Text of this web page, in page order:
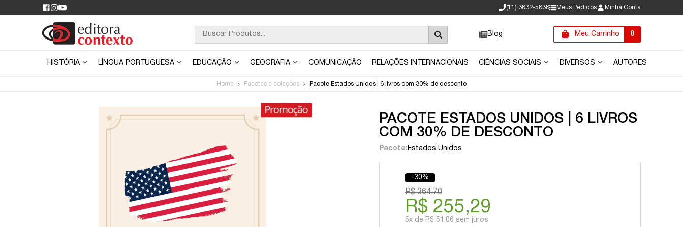
(11) 3832-5838 Meus Pedidos Minha Conta
Blog Meu Carrinho 0
HISTÓRIA LÍNGUA PORTUGUESA EDUCAÇÃO GEOGRAFIA COMUNICAÇÃO RELAÇÕES INTERNACIONAIS CIÊNCIAS SOCIAIS DIVERSOS AUTORES
Home Pacotes e coleções Pacote Estados Unidos | 6 livros com 30% de desconto
PACOTE ESTADOS UNIDOS | 6 LIVROS
COM 30% DE DESCONTO
Pacote: Estados Unidos
-30%
R$ 364,70
R$ 255,29
5x de R$ 51,06 sem juros